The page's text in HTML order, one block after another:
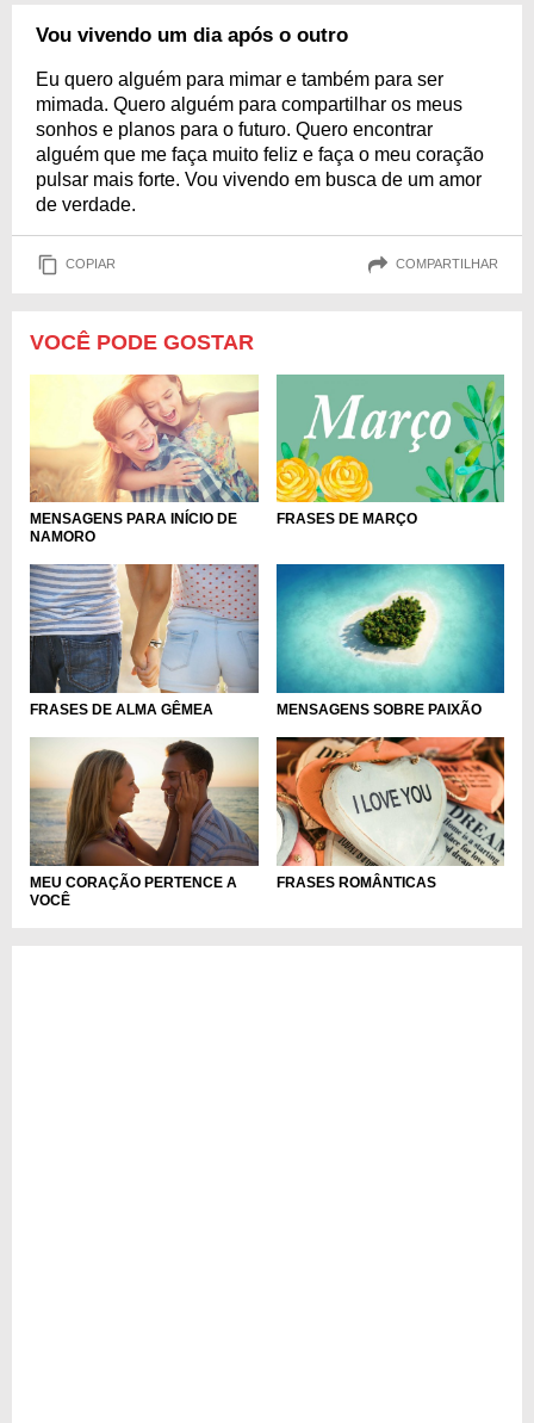
Vou vivendo um dia após o outro
Eu quero alguém para mimar e também para ser
mimada. Quero alguém para compartilhar os meus
sonhos e planos para o futuro. Quero encontrar
alguém que me faça muito feliz e faça o meu coração
pulsar mais forte. Vou vivendo em busca de um amor
de verdade.
COPIAR COMPARTILHAR
VOCÊ PODE GOSTAR
MENSAGENS PARA INÍCIO DE
NAMORO
FRASES DE MARÇO
FRASES DE ALMA GÊMEA MENSAGENS SOBRE PAIXÃO
MEU CORAÇÃO PERTENCE A
VOCÊ
FRASES ROMÂNTICAS